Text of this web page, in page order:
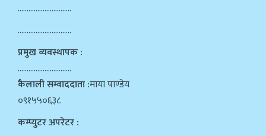
…………………………
…………………………
प्रमुख व्यवस्थापक :
…………………………
कैलाली सम्वाददाता :माया पाण्डेय
०९१५५०६३८
कम्प्युटर अपरेटर :